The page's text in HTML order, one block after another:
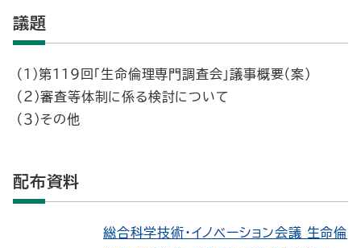
議題
（１）第119回「生命倫理専門調査会」議事概要（案）
（２）審査等体制に係る検討について
（３）その他
配布資料
総合科学技術・イノベーション会議 生命倫